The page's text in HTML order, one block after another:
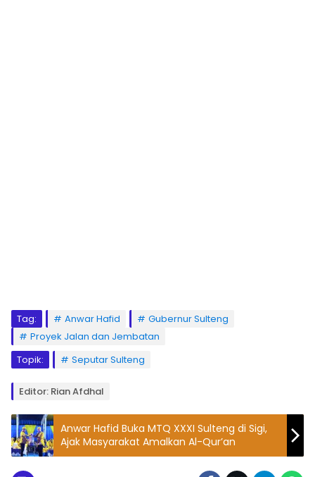
Tag: Anwar Hafid
Gubernur Sulteng
Proyek Jalan dan Jembatan
Topik:
Seputar Sulteng
Editor: Rian Afdhal
Anwar Hafid Buka MTQ XXXI Sulteng di Sigi,
Ajak Masyarakat Amalkan Al-Qur’an